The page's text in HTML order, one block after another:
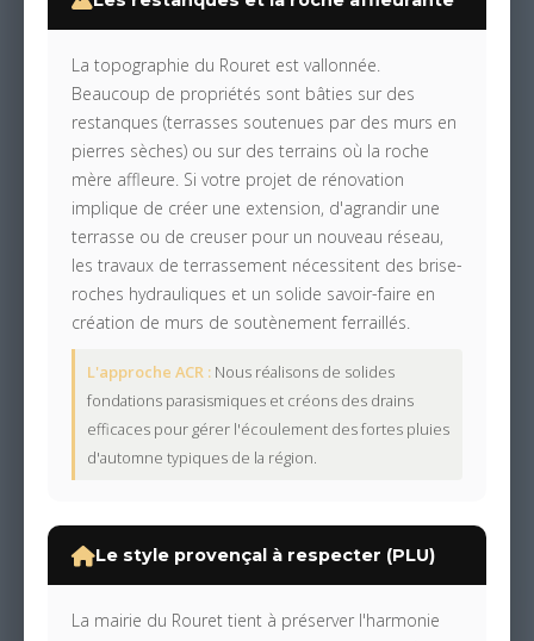
La topographie du Rouret est vallonnée.
Beaucoup de propriétés sont bâties sur des
restanques (terrasses soutenues par des murs en
pierres sèches) ou sur des terrains où la roche
mère affleure. Si votre projet de rénovation
implique de créer une extension, d'agrandir une
terrasse ou de creuser pour un nouveau réseau,
les travaux de terrassement nécessitent des brise-
roches hydrauliques et un solide savoir-faire en
création de murs de soutènement ferraillés.
L'approche ACR : Nous réalisons de solides
fondations parasismiques et créons des drains
efficaces pour gérer l'écoulement des fortes pluies
d'automne typiques de la région.
Le style provençal à respecter (PLU)
La mairie du Rouret tient à préserver l'harmonie